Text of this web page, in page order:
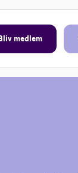
medlem